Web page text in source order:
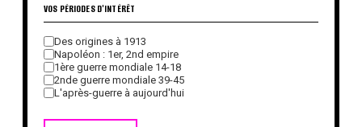
VOS PÉRIODES D'INTÉRÊT
Des origines à 1913
Napoléon : 1er, 2nd empire
1ère guerre mondiale 14-18
2nde guerre mondiale 39-45
L'après-guerre à aujourd'hui